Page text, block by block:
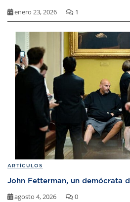
enero 23, 2026 1
ARTÍCULOS
John Fetterman, un demócrata
agosto 4, 2026 0